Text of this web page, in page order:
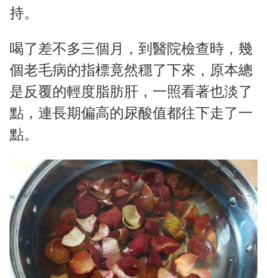
持。
喝了差不多三個月，到醫院檢查時，幾
個老毛病的指標竟然穩了下來，原本總
是反覆的輕度脂肪肝，一照看著也淡了
點，連長期偏高的尿酸值都往下走了一
點。